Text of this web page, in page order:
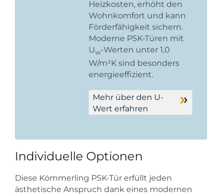
Heizkosten, erhöht den
Wohnkomfort und kann
Förderfähigkeit sichern.
Moderne PSK-Türen mit
Uw-Werten unter 1,0
W/m²K sind besonders
energieeffizient.
Mehr über den U-
Wert erfahren
Individuelle Optionen
Diese Kömmerling PSK-Tür erfüllt jeden
ästhetische Anspruch dank eines modernen